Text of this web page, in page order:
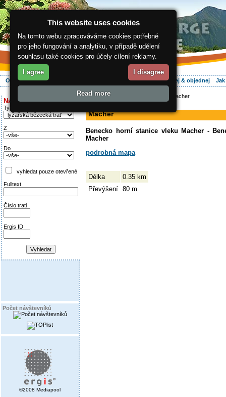
O regionu Aktivně Ubytování Hledej & objednej
Najděte si:
Typ trati
Z
Do
vyhledat pouze otevřené
Fulltext
Číslo trati
Ergis ID
Počet návštevníků
©2008 Mediapool
ergis.cz> > Macher
Macher
Benecko horní stanice vleku Macher -
Macher
podrobná mapa
Délka
0.35 km
Převýšení 80 m
This website uses cookies
Na tomto webu zpracováváme cookies potřebné
pro jeho fungování a analytiku, v případě udělení
souhlasu také cookies pro účely cílení reklamy.
I agree I disagree
Read more